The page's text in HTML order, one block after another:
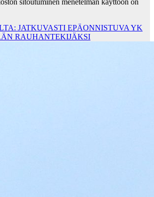
JATKUVASTI EPÄONNISTUVA YK
RAUHANTEKIJÄKSI